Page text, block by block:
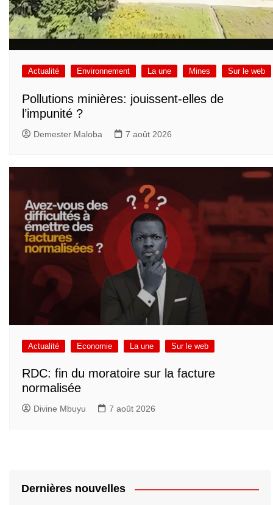
Actualité Environnement La une Mines Sur le web
Pollutions minières: jouissent-elles de
l’impunité ?
Demester Maloba 7 août 2026
Actualité Economie La une Sur le web
RDC: fin du moratoire sur la facture
normalisée
Divine Mbuyu 7 août 2026
Dernières nouvelles